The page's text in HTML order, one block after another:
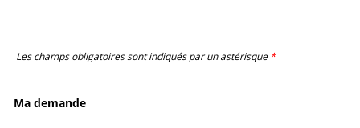
Les champs obligatoires sont indiqués par un astérisque *
Ma demande